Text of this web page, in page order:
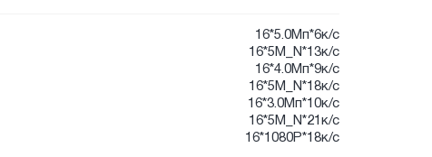
16*5.0Мп*6к/с
16*5М_N*13к/с
16*4.0Мп*9к/с
16*5М_N*18к/с
16*3.0Мп*10к/с
16*5М_N*21к/с
16*1080P*18к/с